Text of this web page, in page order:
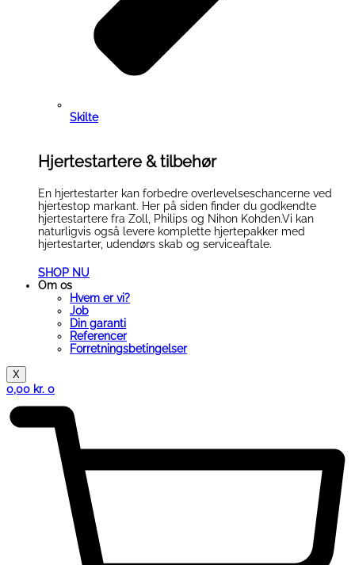
Skilte
Hjertestartere & tilbehør
En hjertestarter kan forbedre overlevelseschancerne ved
hjertestop markant. Her på siden finder du godkendte
hjertestartere fra Zoll, Philips og Nihon Kohden.Vi kan
naturligvis også levere komplette hjertepakker med
hjertestarter, udendørs skab og serviceaftale.
SHOP NU
Om os
Hvem er vi?
Job
Din garanti
Referencer
Forretningsbetingelser
X
0,00 kr. 0